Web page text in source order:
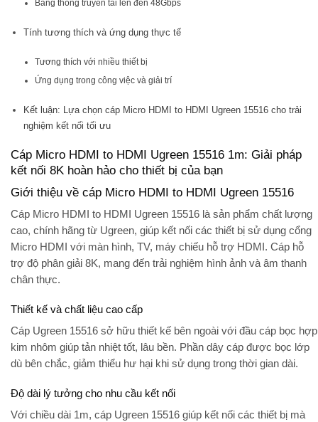
Băng thông truyền tải lên đến 48Gbps
Tính tương thích và ứng dụng thực tế
Tương thích với nhiều thiết bị
Ứng dụng trong công việc và giải trí
Kết luận: Lựa chọn cáp Micro HDMI to HDMI Ugreen 15516 cho trải
nghiệm kết nối tối ưu
Cáp Micro HDMI to HDMI Ugreen 15516 1m: Giải pháp
kết nối 8K hoàn hảo cho thiết bị của bạn
Giới thiệu về cáp Micro HDMI to HDMI Ugreen 15516
Cáp Micro HDMI to HDMI Ugreen 15516 là sản phẩm chất lượng
cao, chính hãng từ Ugreen, giúp kết nối các thiết bị sử dụng cổng
Micro HDMI với màn hình, TV, máy chiếu hỗ trợ HDMI. Cáp hỗ
trợ độ phân giải 8K, mang đến trải nghiệm hình ảnh và âm thanh
chân thực.
Thiết kế và chất liệu cao cấp
Cáp Ugreen 15516 sở hữu thiết kế bên ngoài với đầu cáp bọc hợp
kim nhôm giúp tản nhiệt tốt, lâu bền. Phần dây cáp được bọc lớp
dù bên chắc, giảm thiểu hư hại khi sử dụng trong thời gian dài.
Độ dài lý tưởng cho nhu cầu kết nối
Với chiều dài 1m, cáp Ugreen 15516 giúp kết nối các thiết bị mà